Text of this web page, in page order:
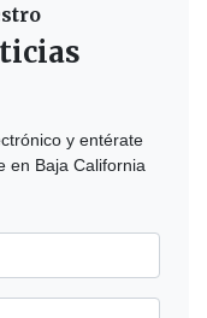
y entérate
en Baja California